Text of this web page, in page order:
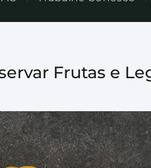
Frutas e